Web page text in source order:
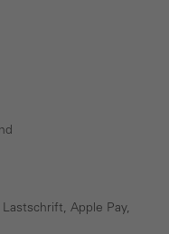
Lastschrift, Apple Pay,